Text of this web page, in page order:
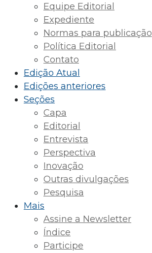
Equipe Editorial
Expediente
Normas para publicação
Política Editorial
Contato
Edição Atual
Edições anteriores
Seções
Capa
Editorial
Entrevista
Perspectiva
Inovação
Outras divulgações
Pesquisa
Mais
Assine a Newsletter
Índice
Participe